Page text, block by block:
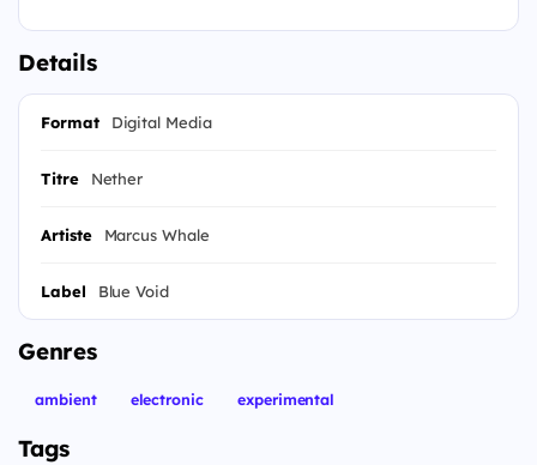
Details
Format Digital Media
Titre Nether
Artiste Marcus Whale
Label Blue Void
Genres
ambient electronic experimental
Tags